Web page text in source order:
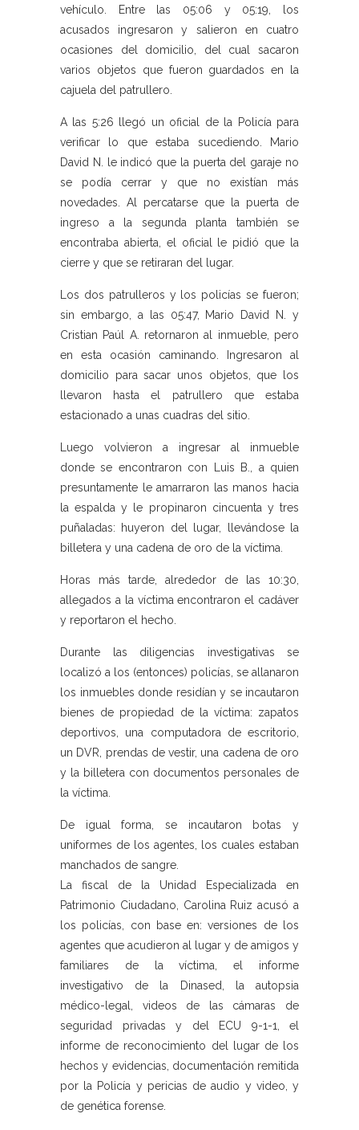
vehículo. Entre las 05:06 y 05:19, los
acusados ingresaron y salieron en cuatro
ocasiones del domicilio, del cual sacaron
varios objetos que fueron guardados en la
cajuela del patrullero.
A las 5:26 llegó un oficial de la Policía para
verificar lo que estaba sucediendo. Mario
David N. le indicó que la puerta del garaje no
se podía cerrar y que no existían más
novedades. Al percatarse que la puerta de
ingreso a la segunda planta también se
encontraba abierta, el oficial le pidió que la
cierre y que se retiraran del lugar.
Los dos patrulleros y los policías se fueron;
sin embargo, a las 05:47, Mario David N. y
Cristian Paúl A. retornaron al inmueble, pero
en esta ocasión caminando. Ingresaron al
domicilio para sacar unos objetos, que los
llevaron hasta el patrullero que estaba
estacionado a unas cuadras del sitio.
Luego volvieron a ingresar al inmueble
donde se encontraron con Luis B., a quien
presuntamente le amarraron las manos hacia
la espalda y le propinaron cincuenta y tres
puñaladas: huyeron del lugar, llevándose la
billetera y una cadena de oro de la víctima.
Horas más tarde, alrededor de las 10:30,
allegados a la víctima encontraron el cadáver
y reportaron el hecho.
Durante las diligencias investigativas se
localizó a los (entonces) policías, se allanaron
los inmuebles donde residían y se incautaron
bienes de propiedad de la víctima: zapatos
deportivos, una computadora de escritorio,
un DVR, prendas de vestir, una cadena de oro
y la billetera con documentos personales de
la víctima.
De igual forma, se incautaron botas y
uniformes de los agentes, los cuales estaban
manchados de sangre.
La fiscal de la Unidad Especializada en
Patrimonio Ciudadano, Carolina Ruiz acusó a
los policías, con base en: versiones de los
agentes que acudieron al lugar y de amigos y
familiares de la víctima, el informe
investigativo de la Dinased, la autopsia
médico-legal, videos de las cámaras de
seguridad privadas y del ECU 9-1-1, el
informe de reconocimiento del lugar de los
hechos y evidencias, documentación remitida
por la Policía y pericias de audio y video, y
de genética forense.